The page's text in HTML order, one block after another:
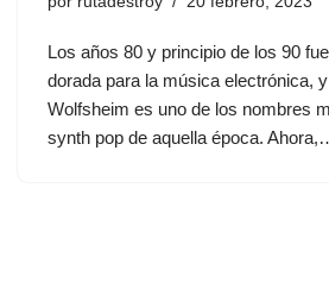
Los años 80 y principio de los 90
dorada para la música electrónica,
Wolfsheim es uno de los nombres
synth pop de aquella época.